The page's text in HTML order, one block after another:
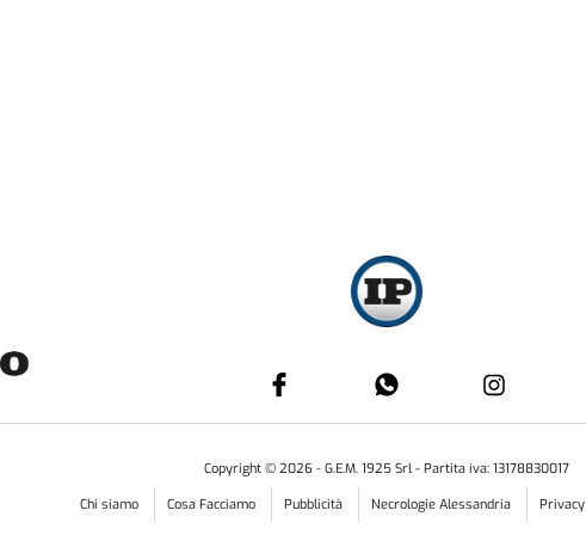
Copyright © 2026 - G.E.M. 1925 Srl - Partita iva: 13178830017
Chi siamo
Cosa Facciamo Pubblicità Necrologie Alessandria Privacy